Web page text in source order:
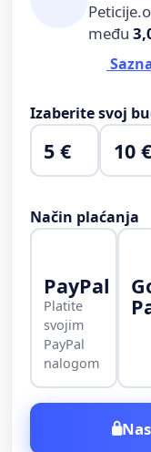
među
Izaberite svoj
5 € 10 €
Način plaćanja
PayPal
Platite
svojim
PayPal
nalogom